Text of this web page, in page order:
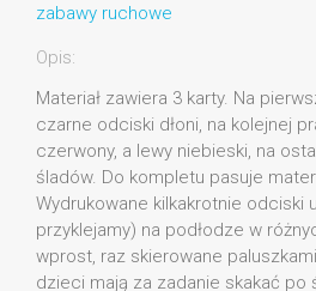
zabawy ruchowe
Opis:
Materiał zawiera 3 karty. Na
czarne odciski dłoni, na kolejnej
czerwony, a lewy niebieski, na
śladów. Do kompletu pasuje
Wydrukowane kilkakrotnie odciski
przyklejamy) na podłodze w
wprost, raz skierowane
dzieci mają za zadanie skakać